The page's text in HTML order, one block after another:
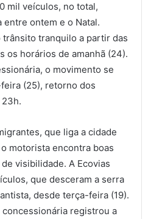
mil veículos, no total,
ontem e o Natal.
tranquilo a partir das
os horários de amanhã (24).
o movimento se
(25), retorno dos
23h.
que liga a cidade
motorista encontra boas
visibilidade. A Ecovias
que desceram a serra
desde terça-feira (19).
registrou a